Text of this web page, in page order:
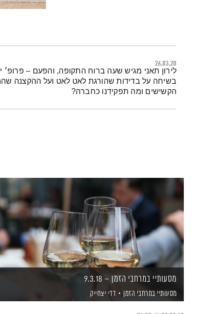
26.03.20
תמצית הפודקאסט
לירון תאני מגיש שעה ברוח התקופה, והפעם – פרופ׳
בשיחה על בדידות שהורגת לאט לאט ועל ההקצנה
הקשישים ומה תפקידנו כחברה?
מסעותיי במרחבי הזמן – 9.3.18
מסעותיי במרחבי הזמן דדי יצחייק